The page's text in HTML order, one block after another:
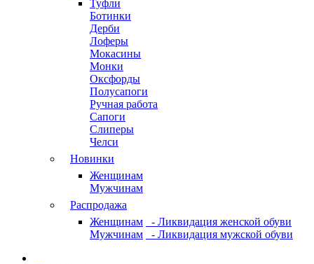
Туфли
Ботинки
Дерби
Лоферы
Мокасины
Монки
Оксфорды
Полусапоги
Ручная работа
Сапоги
Слиперы
Челси
Новинки
Женщинам
Мужчинам
Распродажа
Женщинам
- Ликвидация женской обуви
Мужчинам
- Ликвидация мужской обуви